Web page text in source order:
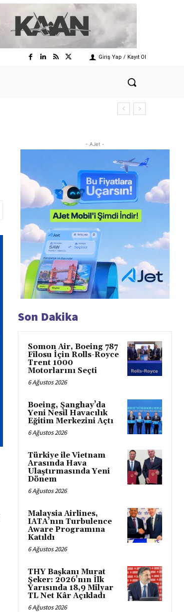
Giriş Yap / Kayıt Ol
- AJet -
Son Dakika
Somon Air, Boeing 787
Filosu İçin Rolls-Royce
Trent 1000
Motorlarını Seçti
6 Ağustos 2026
Boeing, Şanghay’da
Yeni Nesil Havacılık
Eğitim Merkezini Açtı
6 Ağustos 2026
Türkiye ile Vietnam
Arasında Hava
Ulaştırmasında Yeni
Dönem
6 Ağustos 2026
Malaysia Airlines,
IATA’nın Turbulence
Aware Programına
Katıldı
6 Ağustos 2026
THY Başkanı Murat
Şeker: 2026’nın İlk
Yarısında 18,9 Milyar
TL Net Kâr Açıkladı
6 Ağustos 2026